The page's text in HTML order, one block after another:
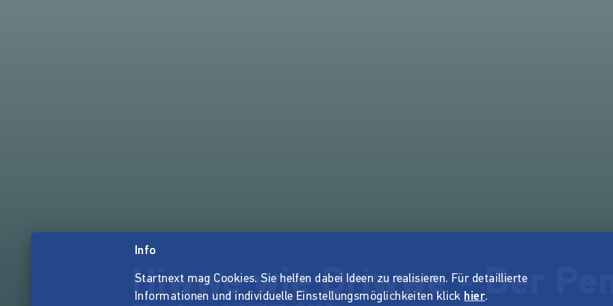
Hiwwe wie Driwwe - Der
Info
Startnext mag Cookies. Sie helfen dabei Ideen zu realisieren. Für detaillierte
Informationen und individuelle Einstellungsmöglichkeiten klick hier.